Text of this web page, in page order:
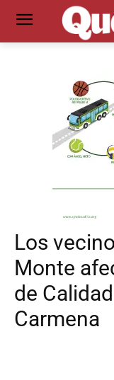
Los
Monte
de
Carmena